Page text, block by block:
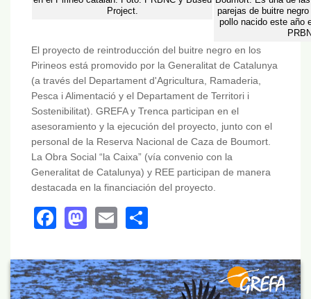
Project.
parejas de buitre
pollo nacido este año
El proyecto de reintroducción del buitre negro en los
Pirineos está promovido por la Generalitat de Catalunya
(a través del Departament d'Agricultura, Ramaderia,
Pesca i Alimentació y el Departament de Territori i
Sostenibilitat). GREFA y Trenca participan en el
asesoramiento y la ejecución del proyecto, junto con el
personal de la Reserva Nacional de Caza de Boumort.
La Obra Social “la Caixa” (vía convenio con la
Generalitat de Catalunya) y REE participan de manera
destacada en la financiación del proyecto.
Facebook
Mastodon
Email